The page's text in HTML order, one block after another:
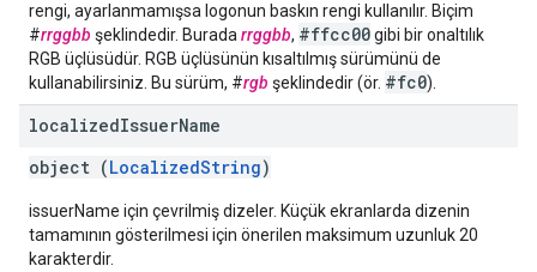
rengi, ayarlanmamışsa logonun baskın rengi kullanılır. Biçim
#rrggbb şeklindedir. Burada rrggbb, #ffcc00gibi bir onaltılık
RGB üçlüsüdür. RGB üçlüsünün kısaltılmış sürümünü de
kullanabilirsiniz. Bu sürüm, #rgb şeklindedir (ör. #fc0).
localizedIssuerName
object (LocalizedString)
issuerName için çevrilmiş dizeler. Küçük ekranlarda dizenin
tamamının gösterilmesi için önerilen maksimum uzunluk 20
karakterdir.